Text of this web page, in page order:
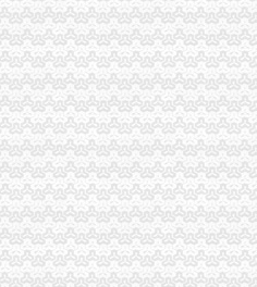
商户代表座谈会
司确保服务发展不滞后
公司检查指导工作
设夯实科学监管基础
文章部署明年市场管理工作
注销抓好信访工作
措促农民增收
广告显成效
全市工商行政管理局长会议精和汪洋书记
入中介组织诚恳听取意见
销和服务中不正之风专项理工作
施助推“订单农业”合同帮扶